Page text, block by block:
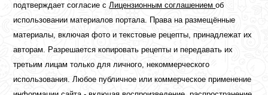
подтверждает согласие сЛицензионным соглашениемоб
использовании материалов портала. Права на размещённые
материалы, включая фото и текстовые рецепты, принадлежат их
авторам. Разрешается копировать рецепты и передавать их
третьим лицам только для личного, некоммерческого
использования. Любое публичное или коммерческое применение